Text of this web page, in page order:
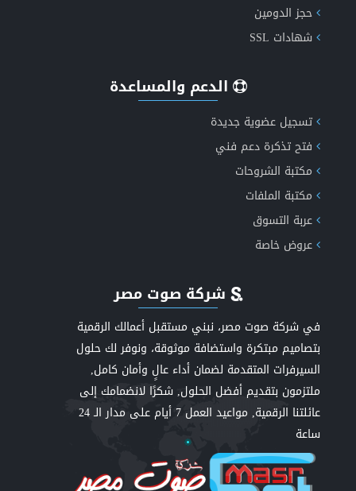
حجز الدومين
شهادات SSL
الدعم والمساعدة
تسجيل عضوية جديدة
فتح تذكرة دعم فني
مكتبة الشروحات
مكتبة الملفات
عربة التسوق
عروض خاصة
شركة صوت مصر
في شركة صوت مصر، نبني مستقبل أعمالك الرقمية
بتصاميم مبتكرة واستضافة موثوقة، ونوفر لك حلول
السيرفرات المتقدمة لضمان أداء عالٍ وأمان كامل,
ملتزمون بتقديم أفضل الحلول, شكرًا لانضمامك إلى
عائلتنا الرقمية, مواعيد العمل 7 أيام على مدار الـ 24
ساعة